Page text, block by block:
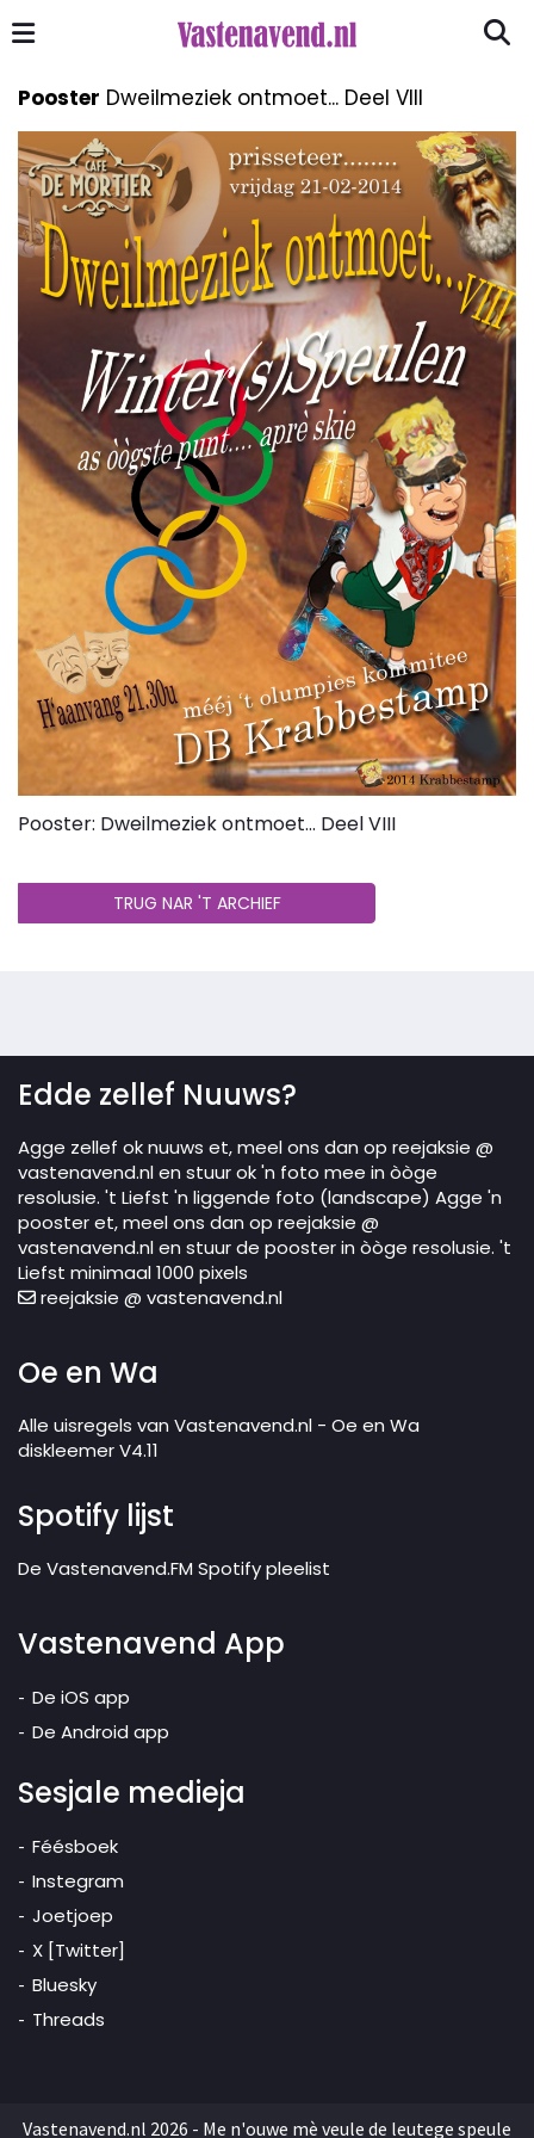
Pooster Dweilmeziek ontmoet... Deel VIII
Pooster: Dweilmeziek ontmoet... Deel VIII
TRUG NAR 'T ARCHIEF
Edde zellef Nuuws?
Agge zellef ok nuuws et, meel ons dan op reejaksie @
vastenavend.nl en stuur ok 'n foto mee in òòge
resolusie. 't Liefst 'n liggende foto (landscape) Agge 'n
pooster et, meel ons dan op reejaksie @
vastenavend.nl en stuur de pooster in òòge resolusie. 't
Liefst minimaal 1000 pixels
reejaksie @ vastenavend.nl
Oe en Wa
Alle uisregels van Vastenavend.nl - Oe en Wa
diskleemer V4.11
Spotify lijst
De Vastenavend.FM Spotify pleelist
Vastenavend App
De iOS app
De Android app
Sesjale medieja
Féésboek
Instegram
Joetjoep
X [Twitter]
Bluesky
Threads
Vastenavend.nl 2026 - Me n'ouwe mè veule de leutege speule